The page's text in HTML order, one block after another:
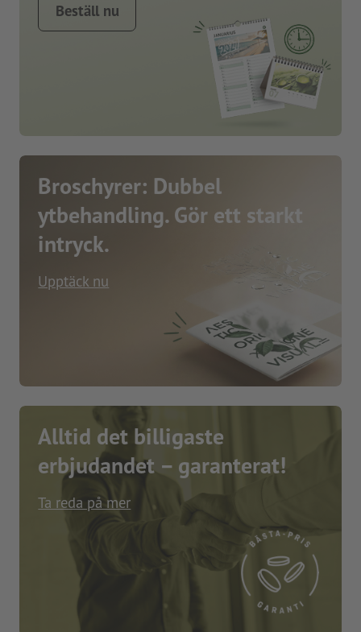
Beställ nu
Broschyrer: Dubbel
ytbehandling. Gör ett starkt
intryck.
Upptäck nu
Alltid det billigaste
erbjudandet – garanterat!
Ta reda på mer